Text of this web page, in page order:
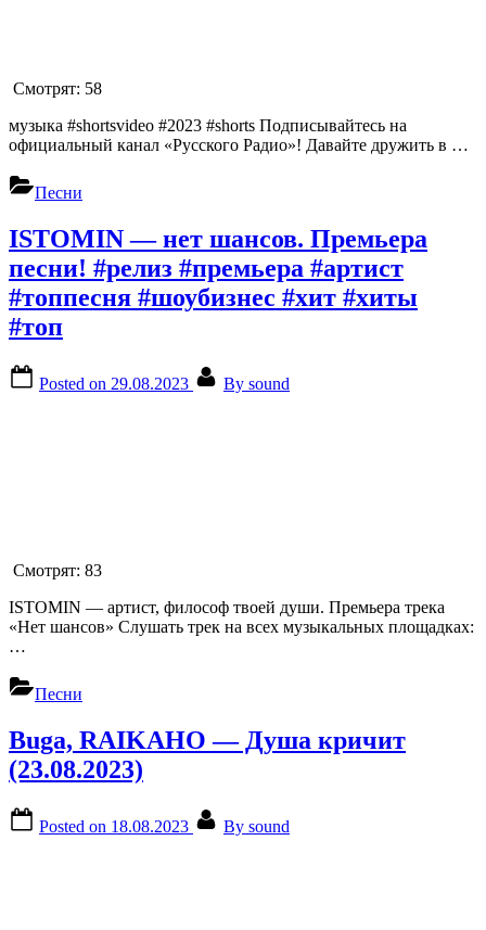
Смотрят: 58
музыка #shortsvideo #2023 #shorts Подписывайтесь на
официальный канал «Русского Радио»! Давайте дружить в …
Песни
ISTOMIN — нет шансов. Премьера
песни! #релиз #премьера #артист
#топпесня #шоубизнес #хит #хиты
#топ
Posted on 29.08.2023 By sound
Смотрят: 83
ISTOMIN — артист, философ твоей души. Премьера трека
«Нет шансов» Слушать трек на всех музыкальных площадках:
…
Песни
Buga, RAIKAHO — Душа кричит
(23.08.2023)
Posted on 18.08.2023 By sound